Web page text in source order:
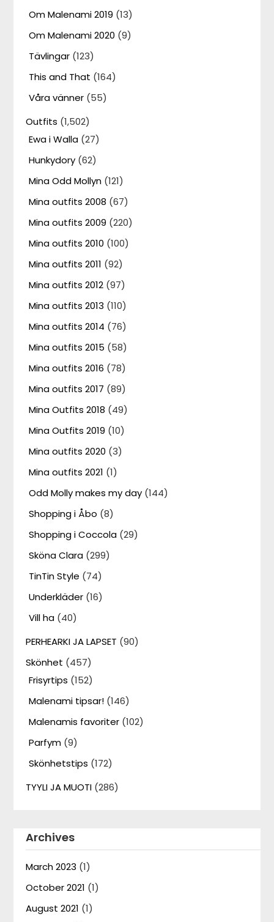
Om Malenami 2019 (13)
Om Malenami 2020 (9)
Tävlingar (123)
This and That (164)
Våra vänner (55)
Outfits (1,502)
Ewa i Walla (27)
Hunkydory (62)
Mina Odd Mollyn (121)
Mina outfits 2008 (67)
Mina outfits 2009 (220)
Mina outfits 2010 (100)
Mina outfits 2011 (92)
Mina outfits 2012 (97)
Mina outfits 2013 (110)
Mina outfits 2014 (76)
Mina outfits 2015 (58)
Mina outfits 2016 (78)
Mina outfits 2017 (89)
Mina Outfits 2018 (49)
Mina Outfits 2019 (10)
Mina outfits 2020 (3)
Mina outfits 2021 (1)
Odd Molly makes my day (144)
Shopping i Åbo (8)
Shopping i Coccola (29)
Sköna Clara (299)
TinTin Style (74)
Underkläder (16)
Vill ha (40)
PERHEARKI JA LAPSET (90)
Skönhet (457)
Frisyrtips (152)
Malenami tipsar! (146)
Malenamis favoriter (102)
Parfym (9)
Skönhetstips (172)
TYYLI JA MUOTI (286)
Archives
March 2023 (1)
October 2021 (1)
August 2021 (1)